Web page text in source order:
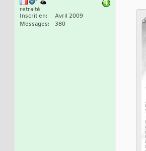
retraité
Inscrit en
Avril 2009
Messages
380